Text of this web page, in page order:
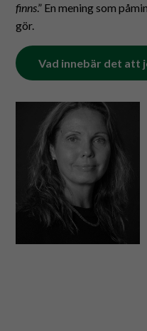
finns.” En mening som
gör.
Vad innebär det att